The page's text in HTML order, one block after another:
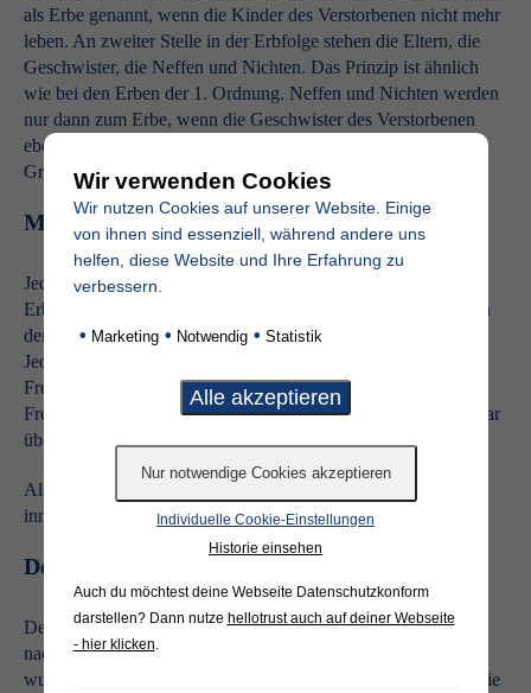
als Erbe genannt, wenn die Kinder des Verstorbenen nicht mehr
leben. An zweiter Stelle in der Erbfolge stehen die Eltern, die
Geschwister, die Neffen und Nichten. Das Prinzip ist ähnlich
wie bei den Erben der 1. Ordnung. Neffen und Nichten werden
nur dann zum Erbe, wenn die Geschwister des Verstorbenen
ebenfalls verstorben sind. Zur dritten Ordnung gehören die
Großeltern, Onkel und Tante.
Müssen Erbe eine Erbschaftssteuer zahlen?
Jeder Mensch, der ein Erbe antritt, muss auch die
Erbschaftssteuer zahlen. Die Höhe der Steuer ist abhängig von
der Höhe des Erbes sowie von dem Verwandtschaftsgrad.
Jedoch profitieren Sie je nach Verwandtschaftsgrad von einem
Freibetrag. Kinder des Verstorbenen dürfen sich über einen
Freibetrag von 400.000 Euro freuen, Ehepartner verfügen sogar
über einen Freibetrag von 500.000 Euro.
Als Erbe sollten Sie darauf achten, dass Sie das Finanzamt
innerhalb von drei Monaten über das Erbe in Kenntnis setzen.
Der Erbschein als wichtiges Dokument
Der Erbschein gehört zu den wichtigsten Dokumenten, denn
nachdem die Erben durch das Nachlassgericht festgestellt
wurden, erhalten diese den Erbschein. Der Erbschein befugt die
Wir verwenden Cookies
Wir nutzen Cookies auf unserer Website. Einige
von ihnen sind essenziell, während andere uns
helfen, diese Website und Ihre Erfahrung zu
verbessern.
• Marketing • Notwendig • Statistik
Individuelle Cookie-Einstellungen
Historie einsehen
Auch du möchtest deine Webseite Datenschutzkonform
darstellen? Dann nutze hellotrust auch auf deiner Webseite
- hier klicken